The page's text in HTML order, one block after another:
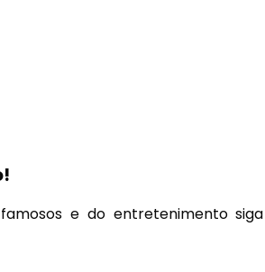
e do entretenimento siga